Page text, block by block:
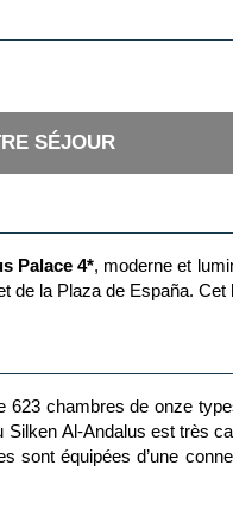
SÉJOUR
Palace 4*, moderne et
de la Plaza de España.
623 chambres de onze
Silken Al-Andalus est très
sont équipées d’une